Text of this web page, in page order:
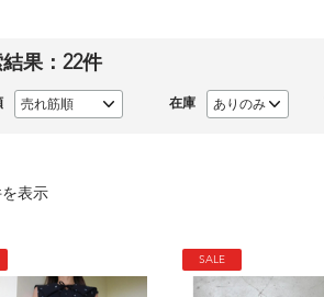
果： 22件
在庫
表示
SALE